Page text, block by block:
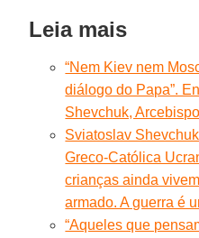
Leia mais
“Nem Kiev nem
diálogo do Papa”.
Shevchuk,
Sviatoslav
Greco-Católica
crianças ainda
armado. A guerra é
“Aqueles que